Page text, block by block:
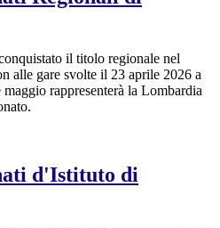
il titolo regionale nel
alle gare svolte il 23 aprile 2026 a
rappresenterà la Lombardia
d'Istituto di